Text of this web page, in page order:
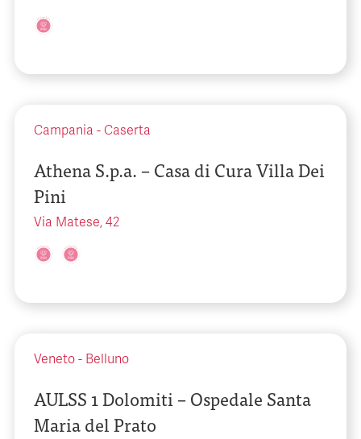
Campania - Caserta
Athena S.p.a. – Casa di Cura Villa Dei
Pini
Via Matese, 42
Veneto - Belluno
AULSS 1 Dolomiti – Ospedale Santa
Maria del Prato